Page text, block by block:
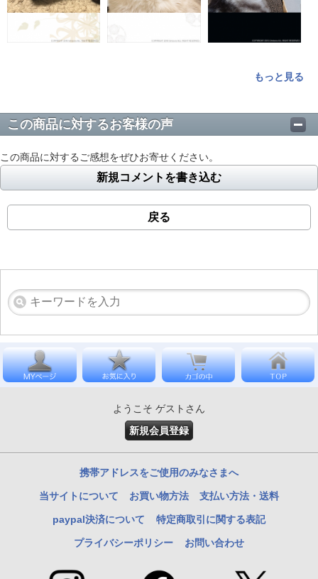
もっと見る
この商品に対するお客様の声
この商品に対するご感想をぜひお寄せください。
新規コメントを書き込む
戻る
ようこそ ゲストさん
新規会員登録
携帯アドレスをご使用のみなさまへ
当サイトについて お買い物方法 支払い方法・送料
paypal決済について 特定商取引に関する表記
プライバシーポリシー お問い合わせ